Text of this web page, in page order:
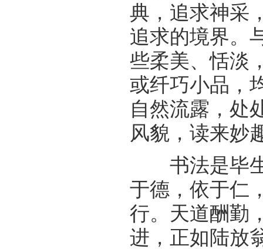
典，追求神采
追求的境界。
些柔美、恬淡
或纤巧小品，
自然流露，处
风貌，读来妙
书法是毕生
于德，依于仁
行。天道酬勤
进，正如陆放